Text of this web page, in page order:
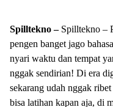
Spilltekno – Spilltekno –
pengen banget jago
nyari waktu dan tempat
nggak sendirian! Di era
sekarang udah nggak
bisa latihan kapan aja, di